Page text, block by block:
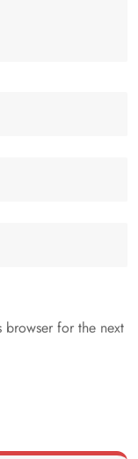
browser for the next